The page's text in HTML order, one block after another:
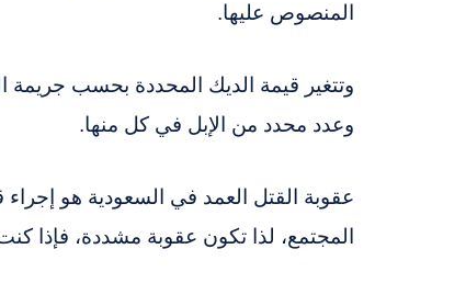
المنصوص عليها.
وتتغير قيمة الديك المحددة بحسب جريمة
وعدد محدد من الإبل في كل منها.
عقوبة القتل العمد في السعودية هو إجراء
المجتمع، لذا تكون عقوبة مشددة، فإذا